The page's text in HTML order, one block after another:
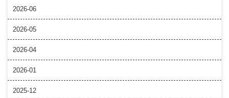
2026-06
2026-05
2026-04
2026-01
2025-12